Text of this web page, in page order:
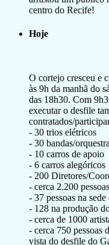
centro do Recife!
Hoje
O cortejo cresceu e
às 9h da manhã do
das 18h30. Com
executar o desfile
contratados/
- 30 trios elétricos
- 30 bandas/
- 10 carros de apoio
- 6 carros alegóricos
- 200 Diretores/
- cerca 2.200
- 37 pessoas na
- 128 na produção
- cerca de 1000
- cerca 750 pessoas
vista do desfile do